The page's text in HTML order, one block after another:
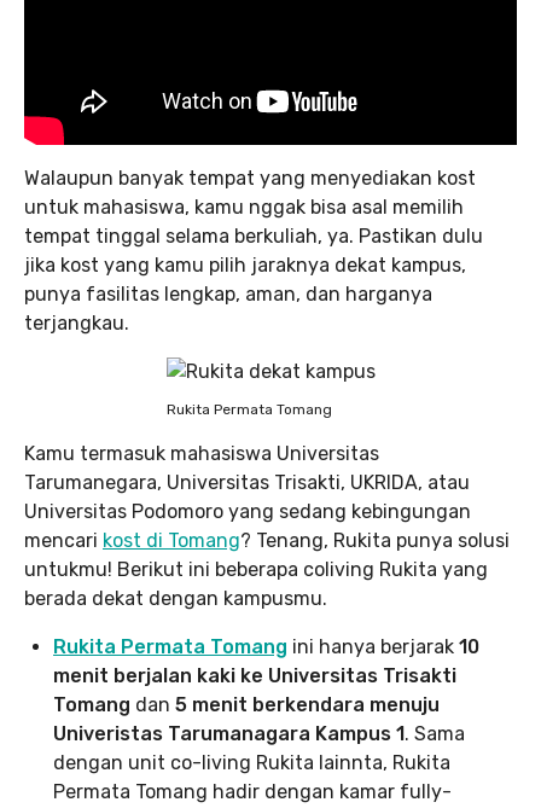
Walaupun banyak tempat yang menyediakan kost
untuk mahasiswa, kamu nggak bisa asal memilih
tempat tinggal selama berkuliah, ya. Pastikan dulu
jika kost yang kamu pilih jaraknya dekat kampus,
punya fasilitas lengkap, aman, dan harganya
terjangkau.
Rukita Permata Tomang
Kamu termasuk mahasiswa Universitas
Tarumanegara, Universitas Trisakti, UKRIDA, atau
Universitas Podomoro yang sedang kebingungan
mencari kost di Tomang? Tenang, Rukita punya solusi
untukmu! Berikut ini beberapa coliving Rukita yang
berada dekat dengan kampusmu.
Rukita Permata Tomang ini hanya berjarak 10
menit berjalan kaki ke Universitas Trisakti
Tomang dan 5 menit berkendara menuju
Univeristas Tarumanagara Kampus 1. Sama
dengan unit co-living Rukita lainnta, Rukita
Permata Tomang hadir dengan kamar fully-